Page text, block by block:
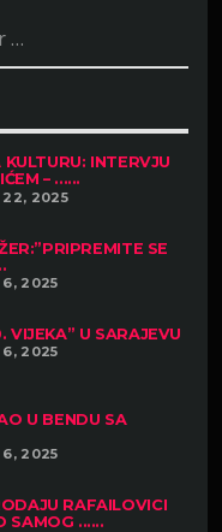
INTERVJU
– ......
22, 2025
SE
6, 2025
U SARAJEVU
6, 2025
U BENDU SA
6, 2025
RAFAILOVICI
SAMOG ......